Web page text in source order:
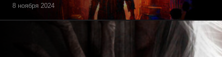
8 ноября 2024